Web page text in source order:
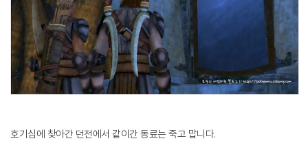
호기심에 찾아간 던전에서 같이간 동료는 죽고 맙니다.